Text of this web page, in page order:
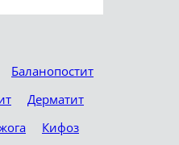
Баланопостит
Дерматит
Кифоз